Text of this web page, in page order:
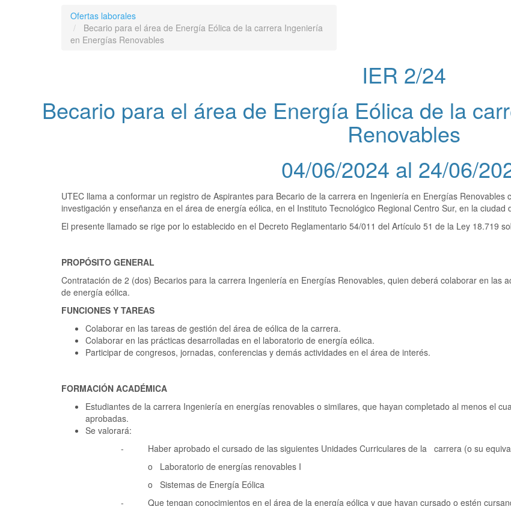
Ofertas laborales
Becario para el área de Energía Eólica de la carrera Ingeniería
en Energías Renovables
IER 2/24
Becario para el área de Energía Eólica de la
Renovables
04/06/2024 al 24/06/
UTEC llama a conformar un registro de Aspirantes para Becario de la carrera en Ingeniería en Energías
investigación y enseñanza en el área de energía eólica, en el Instituto Tecnológico Regional Centro Sur, en la ciudad
El presente llamado se rige por lo establecido en el Decreto Reglamentario 54/011 del Artículo 51 de la Ley 18.719
PROPÓSITO GENERAL
Contratación de 2 (dos) Becarios para la carrera Ingeniería en Energías Renovables, quien deberá colaborar en las
de energía eólica.
FUNCIONES Y TAREAS
Colaborar en las tareas de gestión del área de eólica de la carrera.
Colaborar en las prácticas desarrolladas en el laboratorio de energía eólica.
Participar de congresos, jornadas, conferencias y demás actividades en el área de interés.
FORMACIÓN ACADÉMICA
Estudiantes de la carrera Ingeniería en energías renovables o similares, que hayan completado al menos el
aprobadas.
Se valorará:
- Haber aprobado el cursado de las siguientes Unidades Curriculares de la carrera (o su
o Laboratorio de energías renovables I
o Sistemas de Energía Eólica
- Que tengan conocimientos en el área de la energía eólica y que hayan cursado o estén